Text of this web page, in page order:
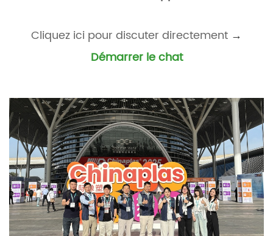
Cliquez ici pour discuter directement →
Démarrer le chat